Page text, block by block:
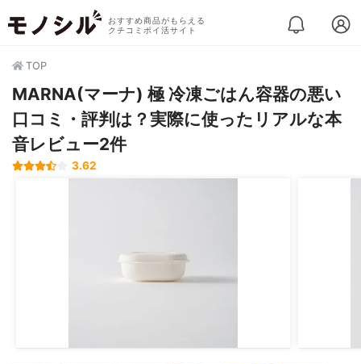
おすすめ商品がもらえる
クチコミポイ活サイト
TOP
MARNA(マーナ) 極 冷凍ごはん容器の悪い
口コミ・評判は？実際に使ったリアルな本
音レビュー2件
3.62